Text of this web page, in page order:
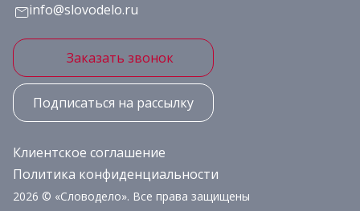
info@slovodelo.ru
Заказать звонок
Подписаться на рассылку
Клиентское соглашение
Политика конфиденциальности
2026 © «Словодело». Все права защищены